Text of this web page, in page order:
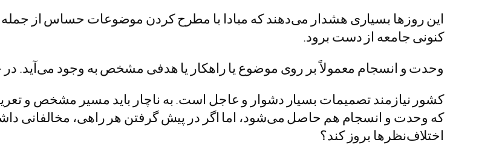
این روزها بسیاری هشدار می‌دهند که مبادا با مطرح کردن موضوعات حساس از جمله
کنونی جامعه از دست برود.
وحدت و انسجام معمولاً بر روی موضوع یا راهکار یا هدفی مشخص به وجود می‌آید.
کشور نیازمند تصمیمات بسیار دشوار و عاجل است. به ناچار باید مسیر مشخص و
که وحدت و انسجام هم حاصل می‌شود، اما اگر در پیش گرفتن هر راهی، مخالفانی داشته
اختلاف‌نظرها بروز کند؟